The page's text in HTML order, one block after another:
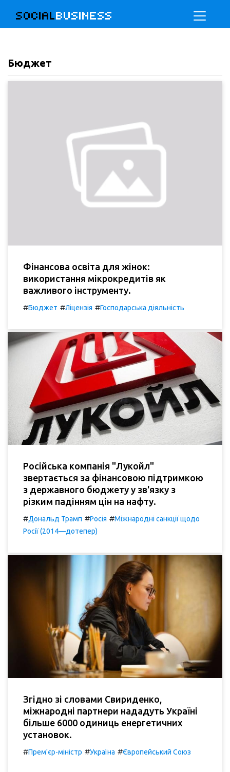
SOCIALBUSINESS
Бюджет
Фінансова освіта для жінок:
використання мікрокредитів як
важливого інструменту.
#Бюджет #Ліцензія #Господарська діяльність
Російська компанія "Лукойл"
звертається за фінансовою підтримкою
з державного бюджету у зв'язку з
різким падінням цін на нафту.
#Дональд Трамп #Росія #Міжнародні санкції щодо
Росії (2014—дотепер)
Згідно зі словами Свириденко,
міжнародні партнери нададуть Україні
більше 6000 одиниць енергетичних
установок.
#Прем'єр-міністр #Україна #Європейський Союз